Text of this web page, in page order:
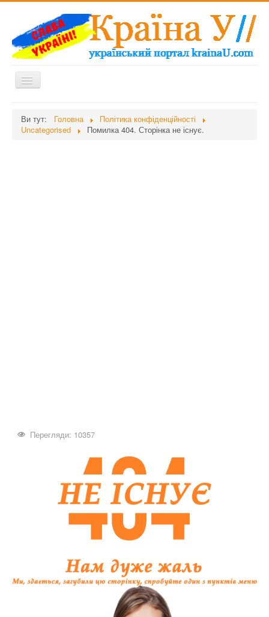
Перемикач
навігації
Дієти
Ви тут: Головна
Політика конфіденційності
Uncategorised
Помилка 404. Сторінка не існує.
Перегляди: 10357